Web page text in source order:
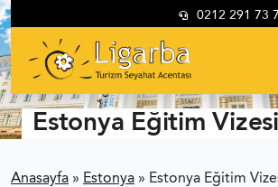
0212 291 73
Estonya Eğitim Vizesi
Anasayfa » Estonya » Estonya Eğitim